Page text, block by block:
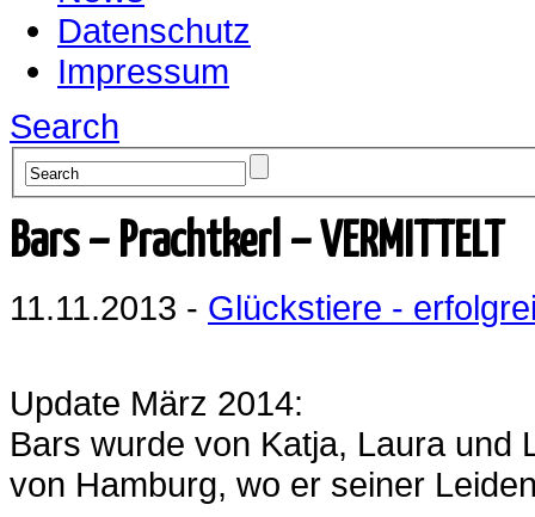
Datenschutz
Impressum
Search
Bars – Prachtkerl – VERMITTELT
11.11.2013 - Glückstiere -
Update März 2014:
Bars wurde von Katja, Laura und
von Hamburg, wo er seiner